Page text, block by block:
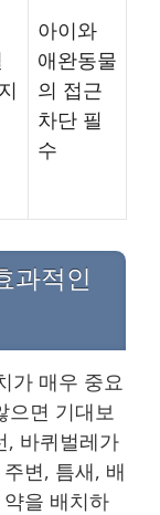
아이와
애완동물
의 접근
차단 필
수
과적인
가 매우 중요
으면 기대보
, 바퀴벌레가
변, 틈새, 배
을 배치하